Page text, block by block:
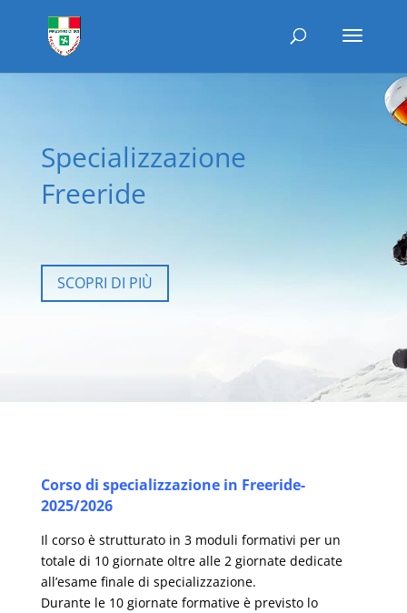
Specializzazione
Freeride
SCOPRI DI PIÙ
Corso di specializzazione in Freeride-
2025/2026
Il corso è strutturato in 3 moduli formativi per un
totale di 10 giornate oltre alle 2 giornate dedicate
all’esame finale di specializzazione.
Durante le 10 giornate formative è previsto lo